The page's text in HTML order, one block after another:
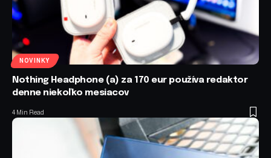
NOVINKY
Nothing Headphone (a) za 170 eur používa redaktor
denne niekoľko mesiacov
4 Min Read